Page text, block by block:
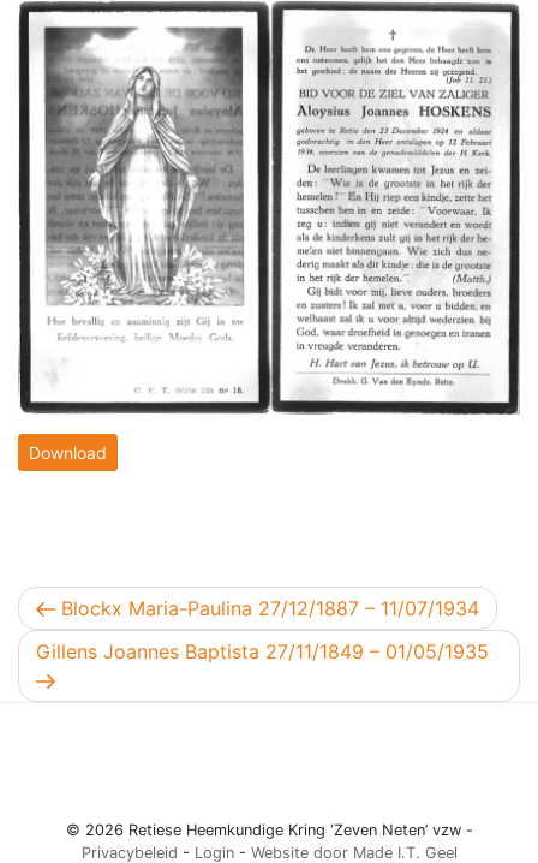
Download
Berichtnavigatie
Vorig bericht
Blockx Maria-Paulina 27/12/1887 – 11/07/1934
Volgend bericht
Gillens Joannes Baptista 27/11/1849 – 01/05/1935
© 2026 Retiese Heemkundige Kring ‘Zeven Neten’ vzw -
Privacybeleid - Login- Website door Made I.T. Geel